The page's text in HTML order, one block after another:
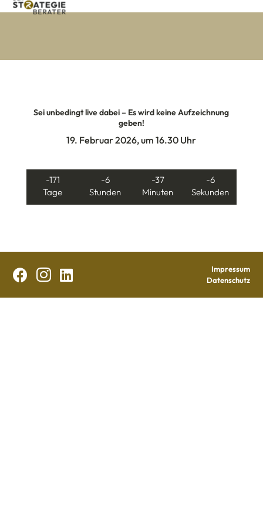
Sei unbedingt live dabei – Es wird keine Aufzeichnung
geben!
19. Februar 2026, um 16.30 Uhr
-171
Tage
-6
Stunden
-37
Minuten
-6
Sekunden
  
Impressum
Datenschutz